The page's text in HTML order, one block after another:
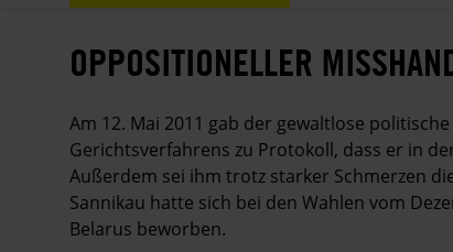
OPPOSITIONELLER
Am 12. Mai 2011 gab der gewaltlose
Gerichtsverfahrens zu Protokoll, dass er in
Außerdem sei ihm trotz starker Schmerzen
Sannikau hatte sich bei den Wahlen vom
Belarus beworben.